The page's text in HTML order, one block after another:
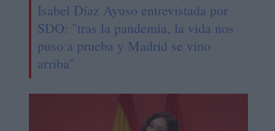
Isabel Díaz Ayuso entrevistada por
SDO: "tras la pandemia, la vida nos
puso a prueba y Madrid se vino
arriba"